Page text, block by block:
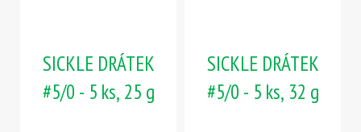
SICKLE DRÁTEK
#5/0 - 5 ks, 25 g
SICKLE DRÁTEK
#5/0 - 5 ks, 32 g